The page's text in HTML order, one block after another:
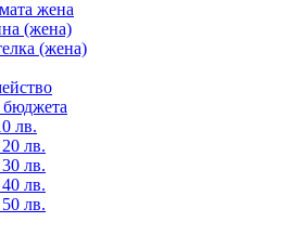
жена
(жена)
(жена)
лв.
лв.
лв.
лв.
лв.